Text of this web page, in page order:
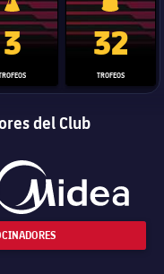
de Campeones
Trofeo del Mundial de
3 Copa del
32
TROFEOS
del Club